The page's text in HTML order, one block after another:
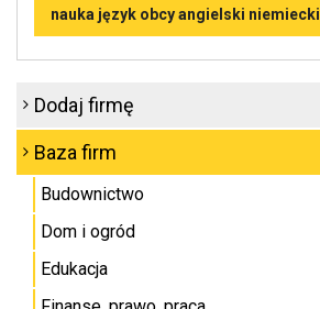
nauka język obcy angielski niemiecki
Dodaj firmę
Baza firm
Budownictwo
Dom i ogród
Edukacja